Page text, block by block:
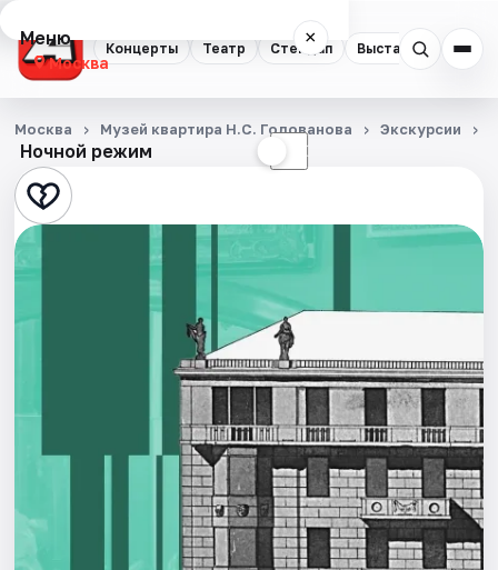
Концерты Театр Стендап Выставки
Меню ×
Москва
Концерты
Театр
Стендап
Выставки
Квесты
Ночной режим ☾
Москва Музей квартира Н.С. Голованова Экскурсии